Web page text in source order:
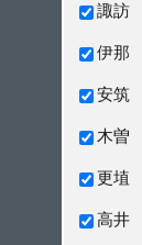
諏訪
伊那
安筑
木曽
更埴
高井